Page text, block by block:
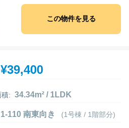
この物件を見る
¥39,400
: 34.34m² / 1LDK
1-110 南東向き (1号棟 / 1階部分)